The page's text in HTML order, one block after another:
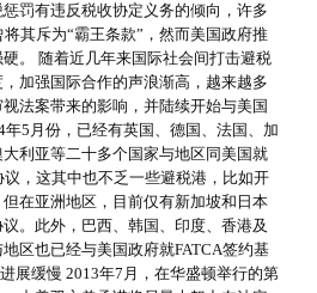
罚有违反税收协定义务的倾向，许多
其斥为“霸王条款”，然而美国政府推
。 随着近几年来国际社会间打击避税
加强国际合作的声浪渐高，越来越多
法案带来的影响，并陆续开始与美国
5月份，已经有英国、德国、法国、加
利亚等二十多个国家与地区同美国就
，这其中也不乏一些避税港，比如开
在亚洲地区，目前仅有新加坡和日本
。此外，巴西、韩国、印度、香港及
区也已经与美国政府就FATCA签约基
展缓慢 2013年7月，在华盛顿举行的第